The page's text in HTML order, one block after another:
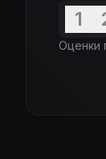
1
Оценки